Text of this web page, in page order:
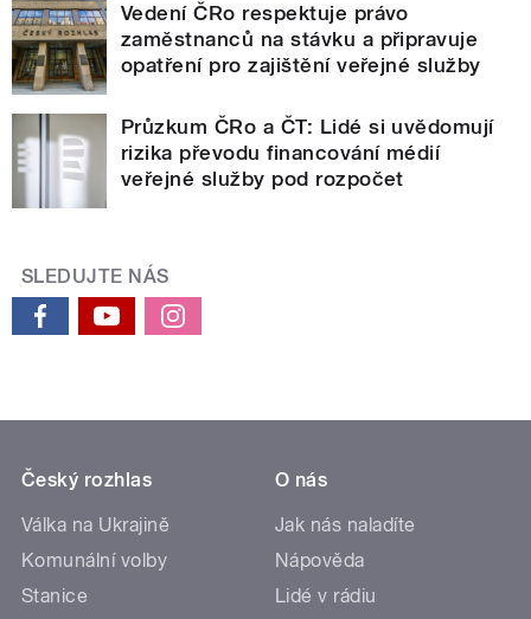
Vedení ČRo respektuje právo
zaměstnanců na stávku a připravuje
opatření pro zajištění veřejné služby
Průzkum ČRo a ČT: Lidé si uvědomují
rizika převodu financování médií
veřejné služby pod rozpočet
SLEDUJTE NÁS
Český rozhlas
Válka na Ukrajině
Komunální volby
Stanice
O nás
Jak nás naladíte
Nápověda
Lidé v rádiu